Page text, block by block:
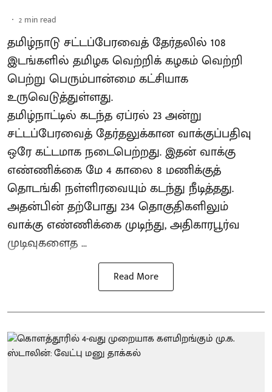
2 min read
தமிழ்நாடு சட்டப்பேரவைத் தேர்தலில் 108
இடங்களில் தமிழக வெற்றிக் கழகம் வெற்றி
பெற்று பெரும்பான்மை கட்சியாக
உருவெடுத்துள்ளது.
தமிழ்நாட்டில் கடந்த ஏப்ரல் 23 அன்று
சட்டப்பேரவைத் தேர்தலுக்கான வாக்குப்பதிவு
ஒரே கட்டமாக நடைபெற்றது. இதன் வாக்கு
எண்ணிக்கை மே 4 காலை 8 மணிக்குத்
தொடங்கி நள்ளிரவையும் கடந்து நீடித்தது.
அதன்பின் தற்போது 234 தொகுதிகளிலும்
வாக்கு எண்ணிக்கை முடிந்து, அதிகாரபூர்வ
முடிவுகளைத ...
Read More